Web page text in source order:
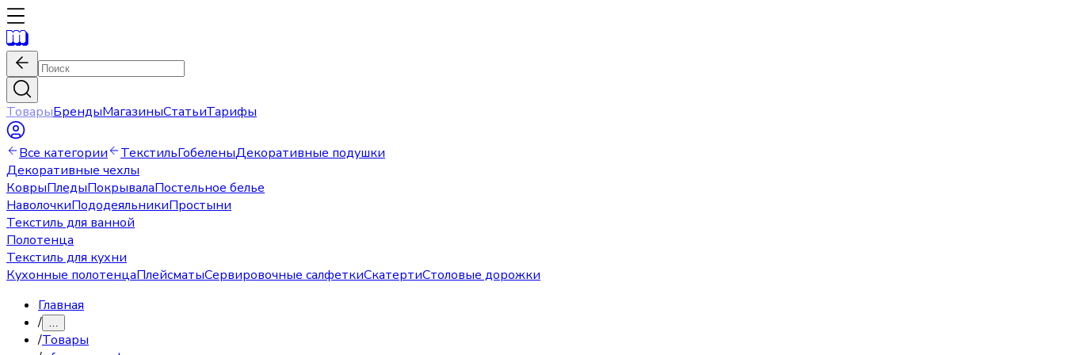
ТоварыБрендыМагазиныСтатьиТарифы
Все категории ТекстильГобеленыДекоративные подушки
Декоративные чехлы
КоврыПледыПокрывалаПостельное белье
НаволочкиПододеяльникиПростыни
Текстиль для ванной
Полотенца
Текстиль для кухни
Кухонные полотенцаПлейсматыСервировочные салфеткиСкатертиСтоловые дорожки
Главная
/ …
/Товары